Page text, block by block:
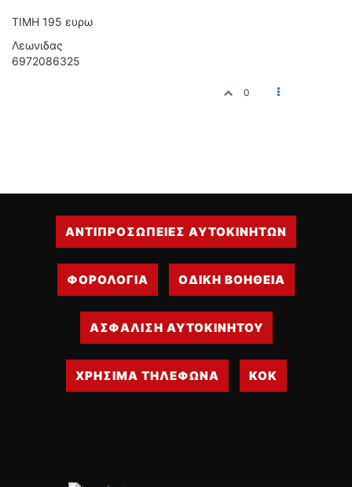
TIMH 195 ευρω
Λεωνιδας
6972086325
0
ΑΝΤΙΠΡΟΣΩΠΕΙΕΣ ΑΥΤΟΚΙΝΗΤΩΝ
ΦΟΡΟΛΟΓΙΑ ΟΔΙΚΗ ΒΟΗΘΕΙΑ
ΑΣΦΑΛΙΣΗ ΑΥΤΟΚΙΝΗΤΟΥ
ΧΡΗΣΙΜΑ ΤΗΛΕΦΩΝΑ ΚΟΚ